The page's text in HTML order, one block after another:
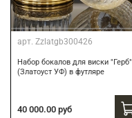
арт. Zzlatgb300426
Набор бокалов для виски "Герб"
(Златоуст УФ) в футляре
40 000.00 руб